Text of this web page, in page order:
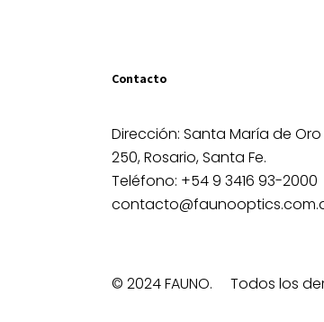
Contacto
Dirección: Santa María de Oro
250, Rosario, Santa Fe.
Teléfono: +54 9 3416 93-2000
© 2024 FAUNO. Todos los